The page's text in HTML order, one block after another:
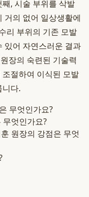
, 시술 부위를 삭발
거의 없어 일상생활에
리 부위의 기존 모발
있어 자연스러운 결과
장의 숙련된 기술력
절하여 이식된 모발
다.
무엇인가요?
엇인가요?
원장의 강점은 무엇